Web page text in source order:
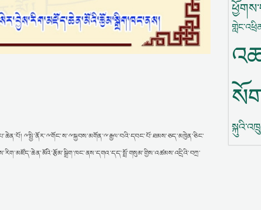
ྋསྤྱི་ནོར་ྋགོང་ས་ྋསྐྱབས་མགོན་ྋརྒྱལ་བའི་དབང་པོ་ཐམས་ཅད་མཁྱེན་ཅིང་